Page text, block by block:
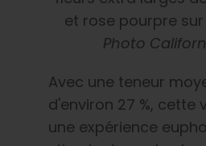
Photo
Avec une teneur
d'environ 27 %, cette
une expérience